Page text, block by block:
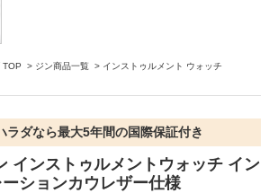
TOP > ジン商品一覧 > インストゥルメント ウォッチ
ラダなら最大5年間の国際保証付き
インストゥルメントウォッチ イン
ションカウレザー仕様